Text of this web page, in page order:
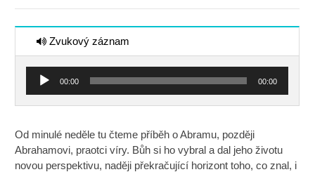
Zvukový záznam
Audio
přehrávač
00:00 00:00
Od minulé neděle tu čteme příběh o Abramu, později
Abrahamovi, praotci víry. Bůh si ho vybral a dal jeho životu
novou perspektivu, naději překračující horizont toho, co znal, i